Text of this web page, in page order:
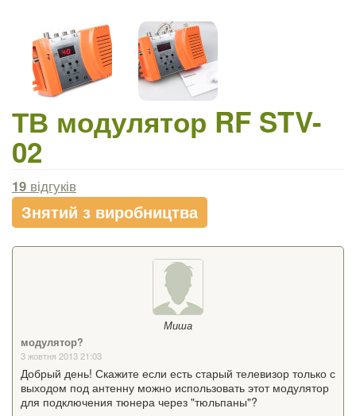
ТВ модулятор RF STV-
02
19 відгуків
Знятий з виробництва
Миша
модулятор?
3 жовтня 2013 21:03
Добрый день! Скажите если есть старый телевизор только с
выходом под антенну можно использовать этот модулятор
для подключения тюнера через "тюльпаны"?